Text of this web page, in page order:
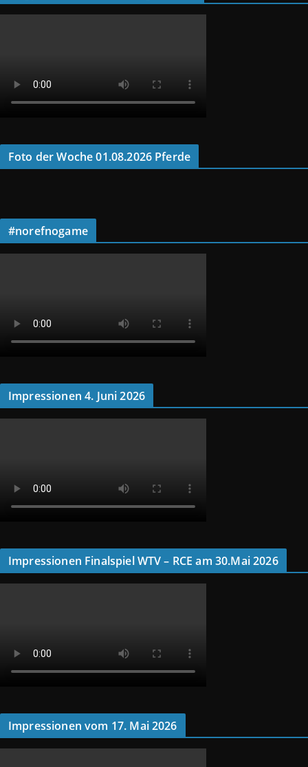
Foto der Woche 01.08.2026 Pferde
#norefnogame
Impressionen 4. Juni 2026
Impressionen Finalspiel WTV – RCE am 30.Mai 2026
Impressionen vom 17. Mai 2026